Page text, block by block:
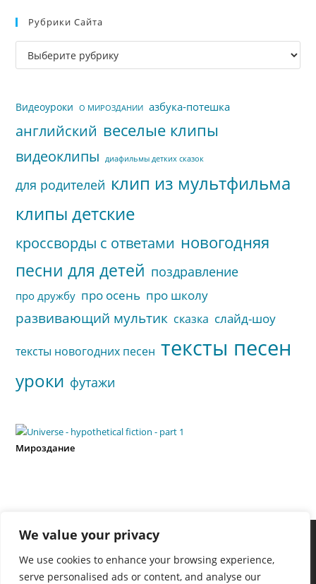
We value your privacy
We use cookies to enhance your browsing experience,
serve personalised ads or content, and analyse our
Рубрики Сайта
Рубрики
сайта
Видеоуроки О МИРОЗДАНИИ азбука-потешка
английский веселые клипы
видеоклипы диафильмы детких сказок
для родителей клип из мультфильма
клипы детские
кроссворды с ответами новогодняя
песни для детей поздравление
про дружбу про осень про школу
развивающий мультик сказка слайд-шоу
тексты новогодних песен тексты песен
уроки футажи
Мироздание